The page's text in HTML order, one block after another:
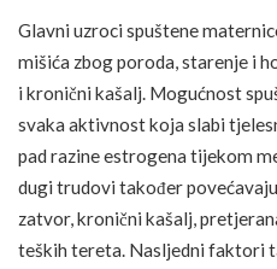
Glavni uzroci spuštene
mišića zbog poroda, starenje i
i kronični kašalj. Mogućnost
svaka aktivnost koja slabi
pad razine estrogena tijekom
dugi trudovi također
zatvor, kronični kašalj,
teških tereta. Nasljedni faktori